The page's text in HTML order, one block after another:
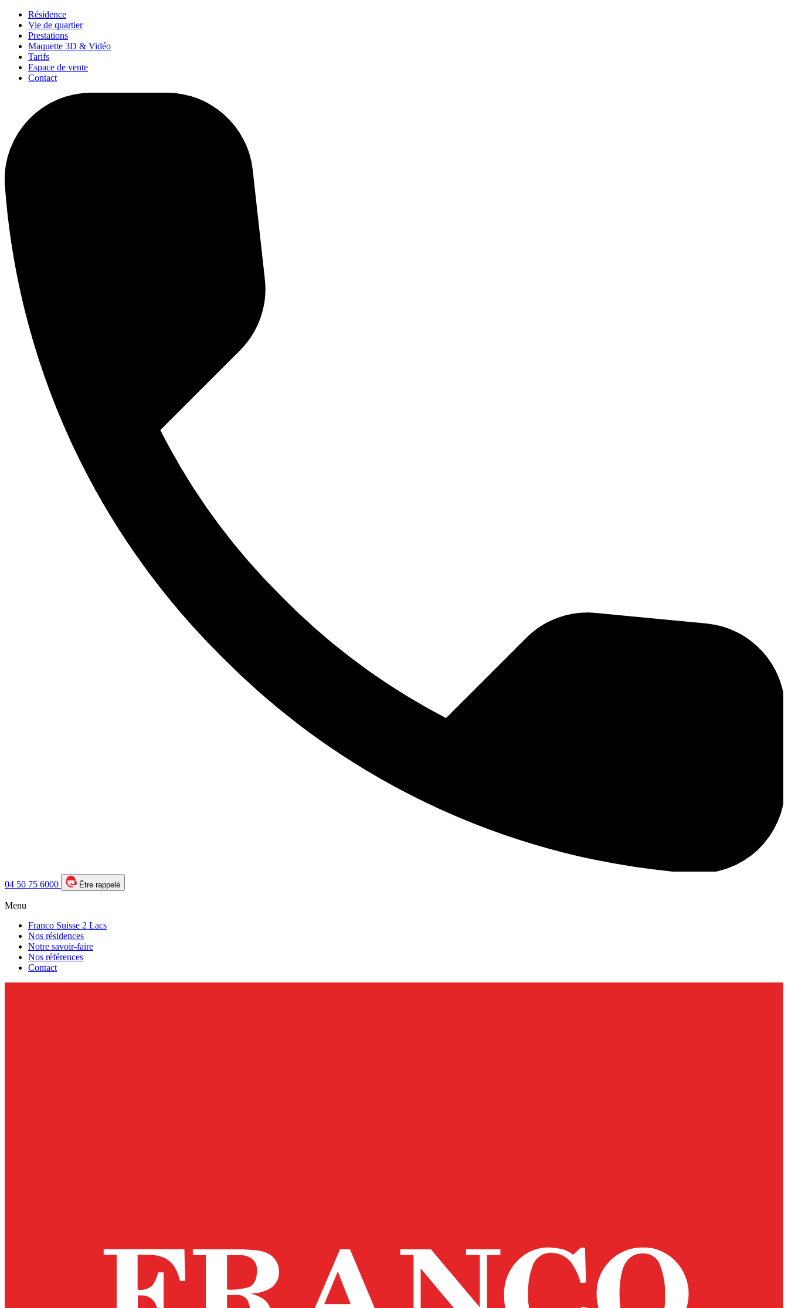
Résidence
Vie de quartier
Prestations
Maquette 3D & Vidéo
Tarifs
Espace de vente
Contact
04 50 75 6000 Être rappelé
Menu
Franco Suisse 2 Lacs
Nos résidences
Notre savoir-faire
Nos références
Contact